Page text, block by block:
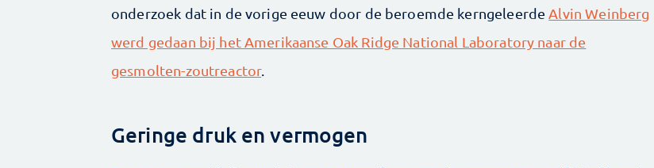
onderzoek dat in de vorige eeuw door de beroemde kerngeleerde Alvin Weinberg
werd gedaan bij het Amerikaanse Oak Ridge National Laboratory naar de
gesmolten-zoutreactor.
Geringe druk en vermogen